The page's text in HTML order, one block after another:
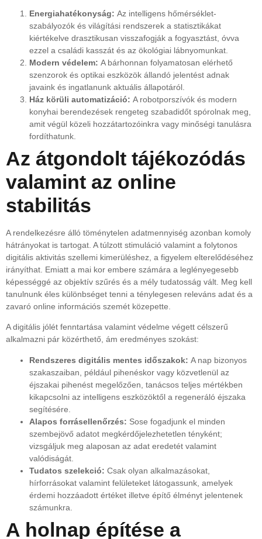
Energiahatékonyság: Az intelligens hőmérséklet-
szabályozók és világítási rendszerek a statisztikákat
kiértékelve drasztikusan visszafogják a fogyasztást, óvva
ezzel a családi kasszát és az ökológiai lábnyomunkat.
Modern védelem: A bárhonnan folyamatosan elérhető
szenzorok és optikai eszközök állandó jelentést adnak
javaink és ingatlanunk aktuális állapotáról.
Ház körüli automatizáció: A robotporszívók és modern
konyhai berendezések rengeteg szabadidőt spórolnak meg,
amit végül közeli hozzátartozóinkra vagy minőségi tanulásra
fordíthatunk.
Az átgondolt tájékozódás
valamint az online
stabilitás
A rendelkezésre álló töménytelen adatmennyiség azonban komoly
hátrányokat is tartogat. A túlzott stimuláció valamint a folytonos
digitális aktivitás szellemi kimerüléshez, a figyelem elterelődéséhez
irányíthat. Emiatt a mai kor embere számára a leglényegesebb
képességgé az objektív szűrés és a mély tudatosság vált. Meg kell
tanulnunk éles különbséget tenni a ténylegesen releváns adat és a
zavaró online információs szemét közepette.
A digitális jólét fenntartása valamint védelme végett célszerű
alkalmazni pár közérthető, ám eredményes szokást:
Rendszeres digitális mentes időszakok: A nap bizonyos
szakaszaiban, például pihenéskor vagy közvetlenül az
éjszakai pihenést megelőzően, tanácsos teljes mértékben
kikapcsolni az intelligens eszközöktől a regeneráló éjszaka
segítésére.
Alapos forrásellenőrzés: Sose fogadjunk el minden
szembejövő adatot megkérdőjelezhetetlen tényként;
vizsgáljuk meg alaposan az adat eredetét valamint
valódiságát.
Tudatos szelekció: Csak olyan alkalmazásokat,
hírforrásokat valamint felületeket látogassunk, amelyek
érdemi hozzáadott értéket illetve építő élményt jelentenek
számunkra.
A holnap építése a